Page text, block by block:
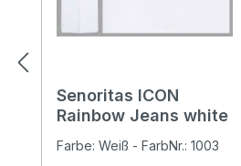
Senoritas ICON
Rainbow Jeans white
Farbe: Weiß - FarbNr.: 1003